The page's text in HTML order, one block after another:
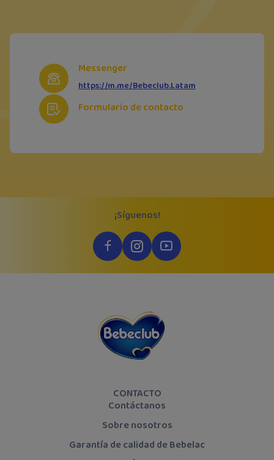
Messenger
https://m.me/Bebeclub.Latam
Formulario de contacto
CONTACTO
Contáctanos
Sobre nosotros
Garantía de calidad de Bebelac
¡Síguenos!